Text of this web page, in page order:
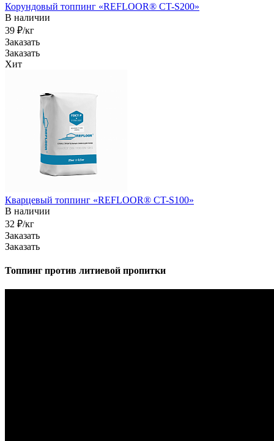
Корундовый топпинг «REFLOOR® CT-S200»
В наличии
39 ₽/кг
Заказать
Заказать
Хит
Кварцевый топпинг «REFLOOR® CT-S100»
В наличии
32 ₽/кг
Заказать
Заказать
Топпинг против литиевой пропитки